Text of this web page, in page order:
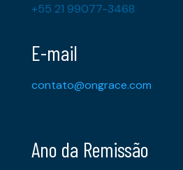
+55 21 99077-3468
E-mail
contato@ongrace.com
Ano da Remissão